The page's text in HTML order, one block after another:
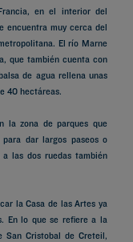
en el interior del
encuentra muy cerca del
El río Marne
que también cuenta con
de agua rellena unas
40 hectáreas.
la zona de parques que
dar largos paseos o
las dos ruedas también
la Casa de las Artes ya
En lo que se refiere a la
San Cristobal de Creteil,